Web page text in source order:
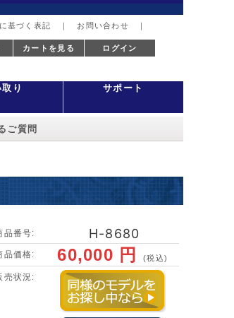
基づく表記 ｜ お問い合わせ ｜
ログイン
カートを見る
り サポート
ご質問
品番号: H-8680
品価格: 60,000 円 (税込)
売状況: